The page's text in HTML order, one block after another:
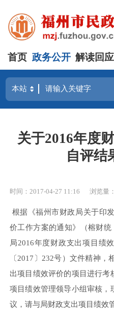
首页 政务公开 解读回应
关于2016年度
自评结
时间：2017-04-27 11:16 浏览量
根据 《福州市财政局关于印发
价工作方案的通知》 （榕财统
局2016年度财政支出项目绩
〔2017 〕 232号） 文件精神，
出项目绩效评价的项目进行考
项目绩效管理领导小组审核，
议，请与局财政支出项目绩效